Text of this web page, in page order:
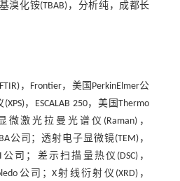
溴化铵(TBAB)，分析纯，成都长
，Frontier，美国PerkinElmer公
，ESCALAB 250，美国Thermo
微激光拉曼光谱仪(Raman)，
公司；透射电子显微镜(TEM)，
公司；差示扫描量热仪(DSC)，
公司；X射线衍射仪(XRD)，